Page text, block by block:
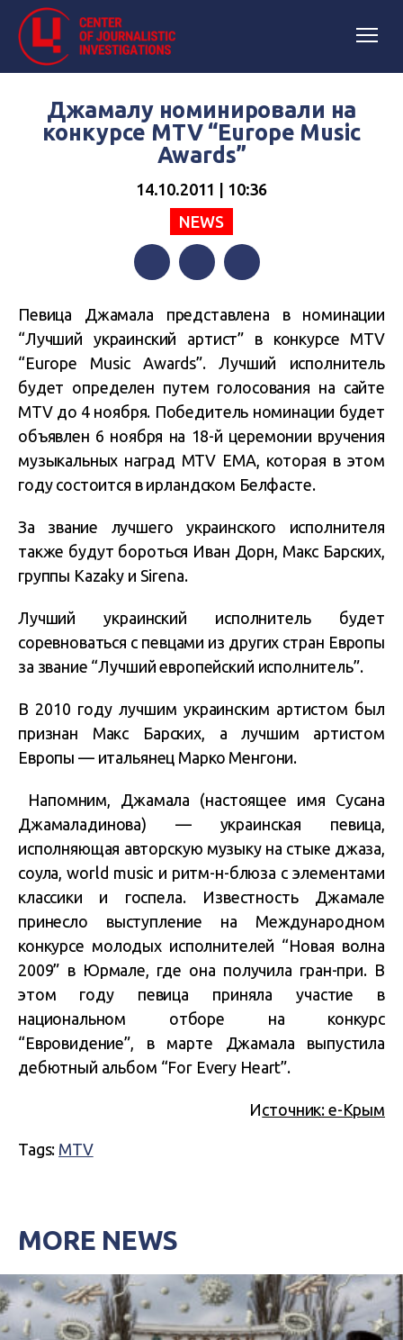
Джамалу номинировали на
конкурсе MTV “Europe Music
Awards”
14.10.2011 | 10:36
NEWS
Певица Джамала представлена в номинации
“Лучший украинский артист” в конкурсе MTV
“Europe Music Awards”. Лучший исполнитель
будет определен путем голосования на сайте
MTV до 4 ноября. Победитель номинации будет
объявлен 6 ноября на 18-й церемонии вручения
музыкальных наград MTV EMA, которая в этом
году состоится в ирландском Белфасте.
За звание лучшего украинского исполнителя
также будут бороться Иван Дорн, Макс Барских,
группы Kazaky и Sirena.
Лучший украинский исполнитель будет
соревноваться с певцами из других стран Европы
за звание “Лучший европейский исполнитель”.
В 2010 году лучшим украинским артистом был
признан Макс Барских, а лучшим артистом
Европы — итальянец Марко Менгони.
Напомним, Джамала (настоящее имя Сусана
Джамаладинова) — украинская певица,
исполняющая авторскую музыку на стыке джаза,
соула, world music и ритм-н-блюза с элементами
классики и госпела. Известность Джамале
принесло выступление на Международном
конкурсе молодых исполнителей “Новая волна
2009” в Юрмале, где она получила гран-при. В
этом году певица приняла участие в
национальном отборе на конкурс
“Евровидение”, в марте Джамала выпустила
дебютный альбом “For Every Heart”.
Источник: е-Крым
Tags: MTV
MORE NEWS